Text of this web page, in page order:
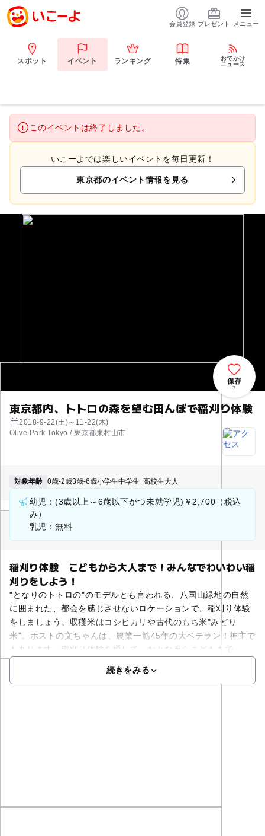
会員登録 プレゼント メニュー
スポット イベント ランキング 特集
おでかけ
ニュース
このイベントは終了しました。
いこーよでは楽しいイベントを毎日更新！
東京都のイベント情報を見る
東京都内、トトロの森を望む田んぼで稲刈り体験
2018-9-22(土)～11-22(木)
Olive Park Tokyo / 東京都東村山市
保存
7
対象年齢 0歳-2歳3歳-6歳小学生中学生･高校生大人
幼児：(3歳以上～6歳以下かつ未就学児)￥2,700（税込
み）
乳児：無料
稲刈り体験 こどもから大人まで！みんなでわいわい稲
刈りをしよう！
"となりのトトロの"のモデルとも言われる、八国山緑地の自然
に囲まれた、都会を感じさせないロケーションで、稲刈り体験
をしましょう。収穫米はコシヒカリや古代のもち米"みどり
米"。ホストの文ちゃんは、農業一筋45年の大ベテラン！神主で
もあります。稲刈り体験を通して、おとなからこどもまで
続きをみる